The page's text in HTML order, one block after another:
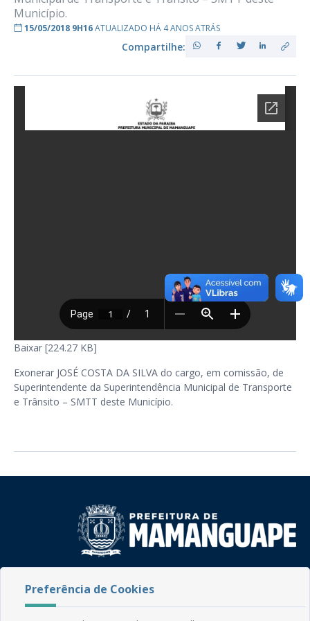
Município.
15/05/2018 9H16ATUALIZADO HÁ 4 ANOS ATRÁS
Compartilhe:
Baixar [224.27 KB]
Exonerar JOSÉ COSTA DA SILVA do cargo, em comissão, de
Superintendente da Superintendência Municipal de Transporte
e Trânsito – SMTT deste Município.
CEP: 58.280-000 - Mamanguape/PB
Fone: (83) 3292-2246
Preferência de Cookies